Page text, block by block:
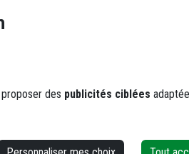
des publicités ciblées